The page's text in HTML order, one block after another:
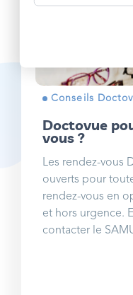
Conseils
Doctovue
vous ?
Les rendez-vous
ouverts pour
rendez-vous en
et hors urgence.
contacter le